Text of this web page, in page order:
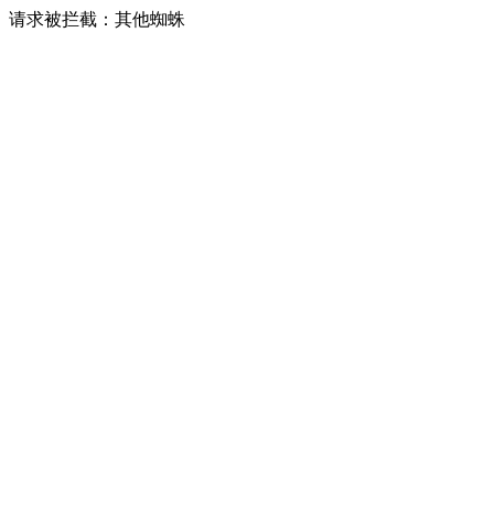
请求被拦截：其他蜘蛛